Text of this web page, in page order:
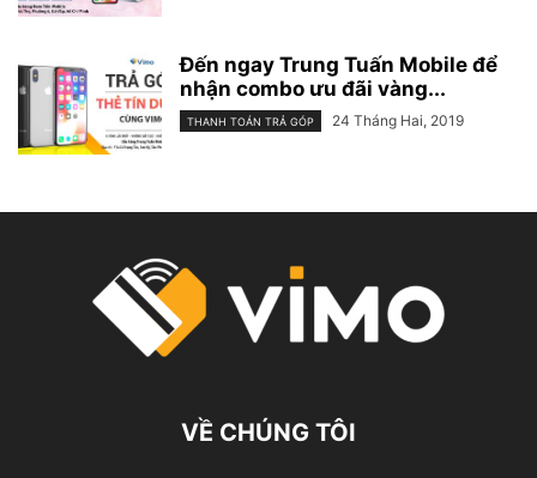
Đến ngay Trung Tuấn Mobile để
nhận combo ưu đãi vàng...
THANH TOÁN TRẢ GÓP 24 Tháng Hai, 2019
VỀ CHÚNG TÔI